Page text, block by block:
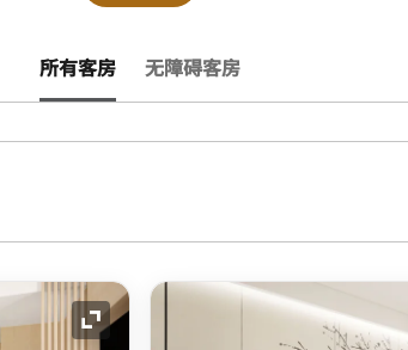
所有客房 无障碍客房
展开图标